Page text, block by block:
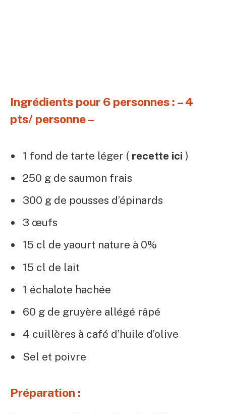
Ingrédients pour 6 personnes : – 4
pts/ personne –
1 fond de tarte léger ( recette ici )
250 g de saumon frais
300 g de pousses d’épinards
3 œufs
15 cl de yaourt nature à 0%
15 cl de lait
1 échalote hachée
60 g de gruyère allégé râpé
4 cuillères à café d’huile d’olive
Sel et poivre
Préparation :